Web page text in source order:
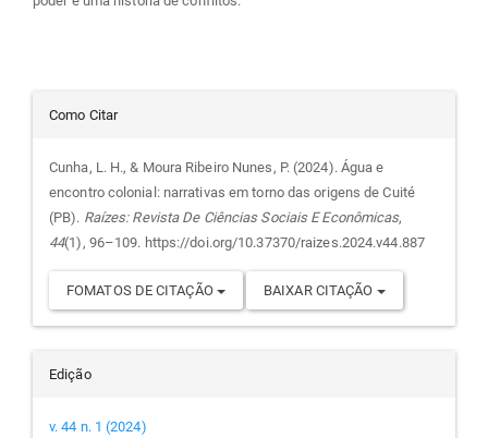
Detalhes
do
artigo
Como Citar
Cunha, L. H., & Moura Ribeiro Nunes, P. (2024). Água e
encontro colonial: narrativas em torno das origens de Cuité
(PB). Raízes: Revista De Ciências Sociais E Econômicas,
44(1), 96–109. https://doi.org/10.37370/raizes.2024.v44.887
FOMATOS DE CITAÇÃO BAIXAR CITAÇÃO
Edição
v. 44 n. 1 (2024)